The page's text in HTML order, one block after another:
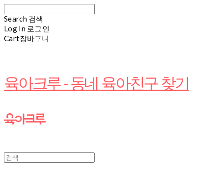
Search 검색
Log In 로그인
Cart장바구니
육아크루 - 동네 육아친구 찾기